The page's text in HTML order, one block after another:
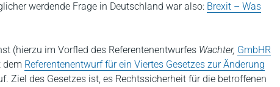
werdende Frage in Deutschland war also: Brexit – Was
(hierzu im Vorfled des Referentenentwurfes Wachter, GmbHR
dem Referentenentwurf für ein Viertes Gesetzes zur Änderung
Ziel des Gesetzes ist, es Rechtssicherheit für die betroffenen